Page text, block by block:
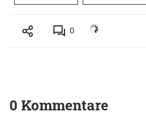
0
0 Kommentare